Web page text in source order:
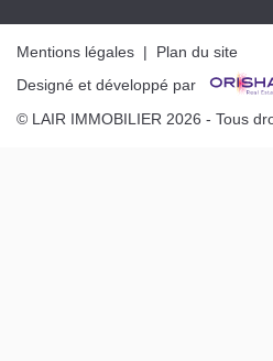
Mentions légales | Plan du site
Designé et développé par
© LAIR IMMOBILIER 2026 - Tous